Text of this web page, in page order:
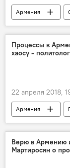
Армения
Политика
акция протеста
Процессы в
хаосу - политолог
22 апреля 2018,
Армения
Верю в Армению
Мартиросян о